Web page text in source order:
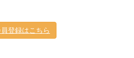
登録はこちら